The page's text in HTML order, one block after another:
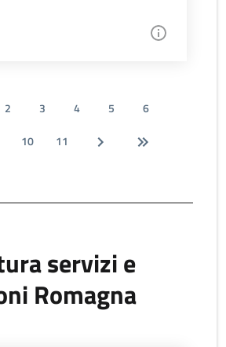
2 3 4 5
6
10 11
servizi e
Romagna